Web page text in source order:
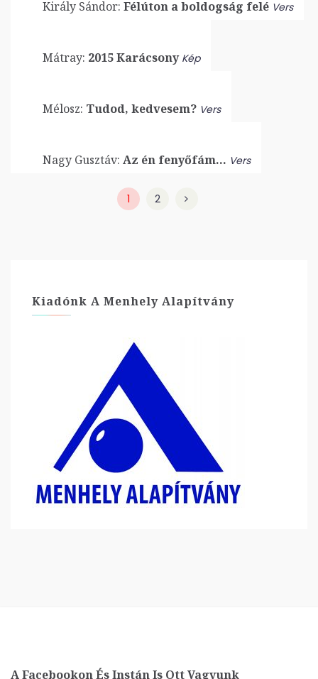
Király Sándor: Félúton a boldogság felé Vers
Mátray: 2015 Karácsony Kép
Mélosz: Tudod, kedvesem? Vers
Nagy Gusztáv: Az én fenyőfám… Vers
1 2
Kiadónk A Menhely Alapítvány
A Facebookon És Instán Is Ott Vagyunk